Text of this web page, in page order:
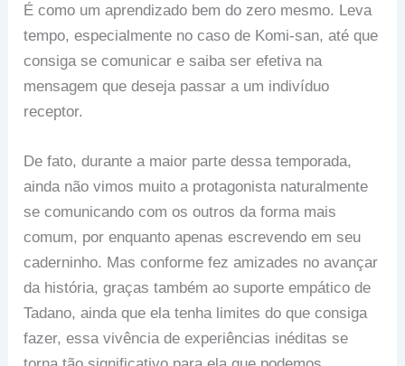
É como um aprendizado bem do zero mesmo. Leva
tempo, especialmente no caso de Komi-san, até que
consiga se comunicar e saiba ser efetiva na
mensagem que deseja passar a um indivíduo
receptor.
De fato, durante a maior parte dessa temporada,
ainda não vimos muito a protagonista naturalmente
se comunicando com os outros da forma mais
comum, por enquanto apenas escrevendo em seu
caderninho. Mas conforme fez amizades no avançar
da história, graças também ao suporte empático de
Tadano, ainda que ela tenha limites do que consiga
fazer, essa vivência de experiências inéditas se